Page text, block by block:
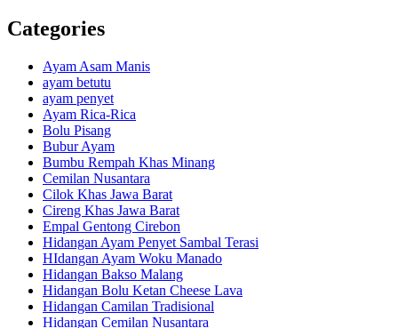
Categories
Ayam Asam Manis
ayam betutu
ayam penyet
Ayam Rica-Rica
Bolu Pisang
Bubur Ayam
Bumbu Rempah Khas Minang
Cemilan Nusantara
Cilok Khas Jawa Barat
Cireng Khas Jawa Barat
Empal Gentong Cirebon
Hidangan Ayam Penyet Sambal Terasi
HIdangan Ayam Woku Manado
Hidangan Bakso Malang
Hidangan Bolu Ketan Cheese Lava
Hidangan Camilan Tradisional
Hidangan Cemilan Nusantara